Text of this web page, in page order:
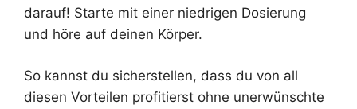
darauf! Starte mit einer niedrigen Dosierung
und höre auf deinen Körper.
So kannst du sicherstellen, dass du von all
diesen Vorteilen profitierst ohne unerwünschte